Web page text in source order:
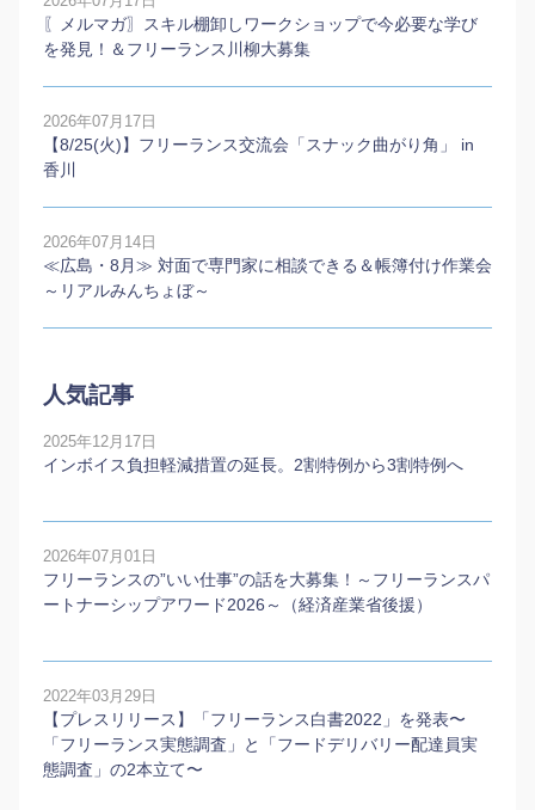
〖メルマガ〗スキル棚卸しワークショップで今必要な学び
を発見！＆フリーランス川柳大募集
2026年07月17日
【8/25(火)】フリーランス交流会「スナック曲がり角」 in
香川
2026年07月14日
≪広島・8月≫ 対面で専門家に相談できる＆帳簿付け作業会
～リアルみんちょぼ～
人気記事
2025年12月17日
インボイス負担軽減措置の延長。2割特例から3割特例へ
2026年07月01日
フリーランスの”いい仕事”の話を大募集！～フリーランスパ
ートナーシップアワード2026～（経済産業省後援）
2022年03月29日
【プレスリリース】「フリーランス白書2022」を発表〜
「フリーランス実態調査」と「フードデリバリー配達員実
態調査」の2本⽴て〜